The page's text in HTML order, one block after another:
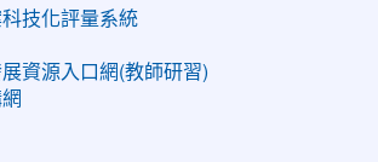
技化評量系統
資源入口網(教師研習)